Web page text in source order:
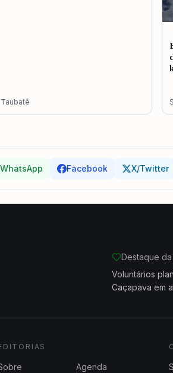
Taubaté
WhatsApp Facebook X/Twitter
Destaque
Voluntários
Caçapava em
Agenda